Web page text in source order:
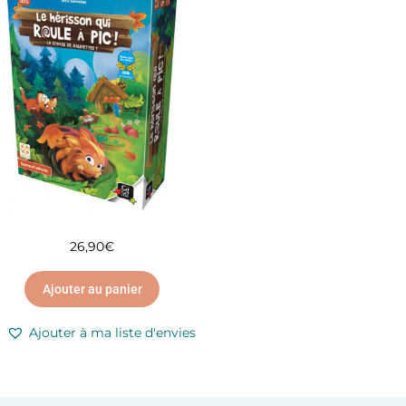
26,90€
Ajouter au panier
Ajouter à ma liste d'envies